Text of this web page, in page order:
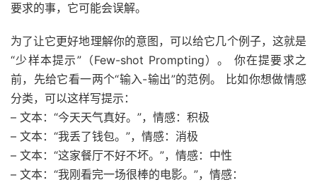
要求的事，它可能会误解。
为了让它更好地理解你的意图，可以给它几个例子，这就是
“少样本提示”（Few-shot Prompting）。 你在提要求之
前，先给它看一两个“输入-输出”的范例。 比如你想做情感
分类，可以这样写提示：
– 文本：“今天天气真好。”，情感：积极
– 文本：“我丢了钱包。”，情感：消极
– 文本：“这家餐厅不好不坏。”，情感：中性
– 文本：“我刚看完一场很棒的电影。”，情感：